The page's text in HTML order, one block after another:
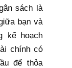
sách là
bạn và
kế hoạch
chính có
để thỏa